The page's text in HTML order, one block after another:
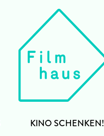
KINO SCHENKEN!